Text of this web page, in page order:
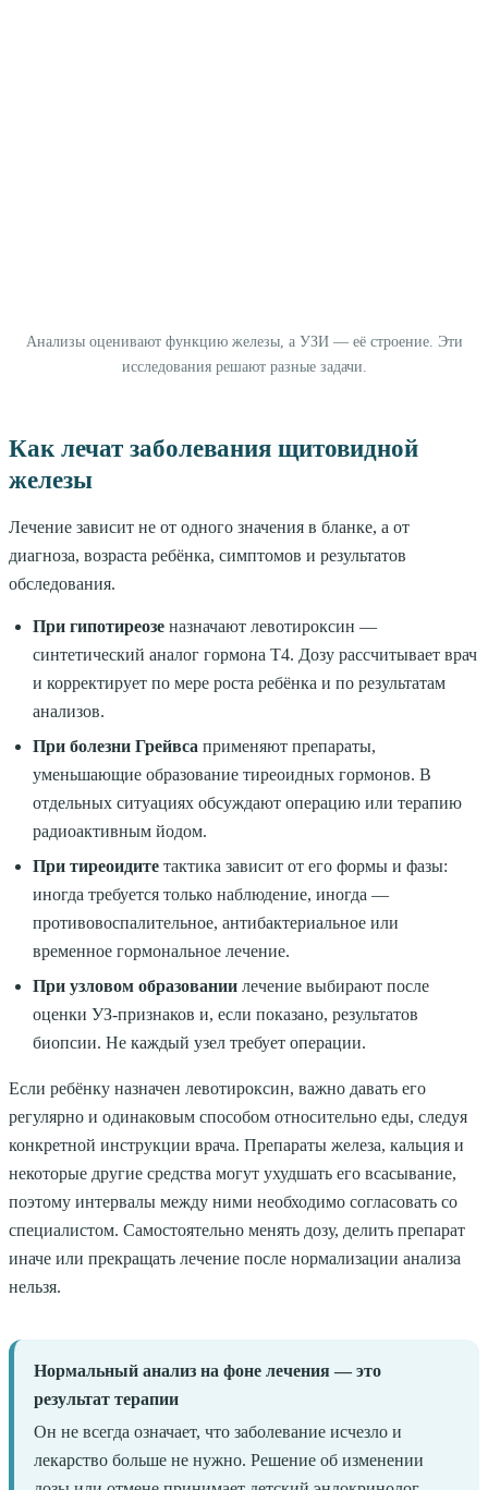
Анализы оценивают функцию железы, а УЗИ — её строение. Эти
исследования решают разные задачи.
Как лечат заболевания щитовидной
железы
Лечение зависит не от одного значения в бланке, а от
диагноза, возраста ребёнка, симптомов и результатов
обследования.
При гипотиреозе назначают левотироксин —
синтетический аналог гормона Т4. Дозу рассчитывает врач
и корректирует по мере роста ребёнка и по результатам
анализов.
При болезни Грейвса применяют препараты,
уменьшающие образование тиреоидных гормонов. В
отдельных ситуациях обсуждают операцию или терапию
радиоактивным йодом.
При тиреоидите тактика зависит от его формы и фазы:
иногда требуется только наблюдение, иногда —
противовоспалительное, антибактериальное или
временное гормональное лечение.
При узловом образовании лечение выбирают после
оценки УЗ-признаков и, если показано, результатов
биопсии. Не каждый узел требует операции.
Если ребёнку назначен левотироксин, важно давать его
регулярно и одинаковым способом относительно еды, следуя
конкретной инструкции врача. Препараты железа, кальция и
некоторые другие средства могут ухудшать его всасывание,
поэтому интервалы между ними необходимо согласовать со
специалистом. Самостоятельно менять дозу, делить препарат
иначе или прекращать лечение после нормализации анализа
нельзя.
Нормальный анализ на фоне лечения — это
результат терапии
Он не всегда означает, что заболевание исчезло и
лекарство больше не нужно. Решение об изменении